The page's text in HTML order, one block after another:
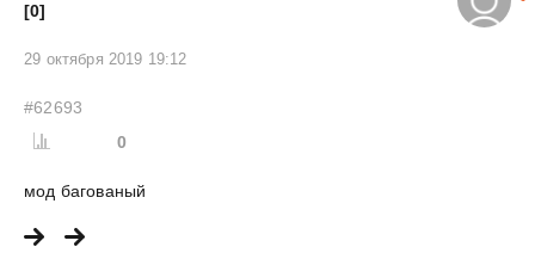
[0]
29 октября 2019 19:12
#62693
0
мод багованый